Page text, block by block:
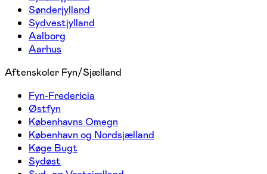
Sønderjylland
Sydvestjylland
Aalborg
Aarhus
Aftenskoler Fyn/Sjælland
Fyn-Fredericia
Østfyn
Københavns Omegn
København og Nordsjælland
Køge Bugt
Sydøst